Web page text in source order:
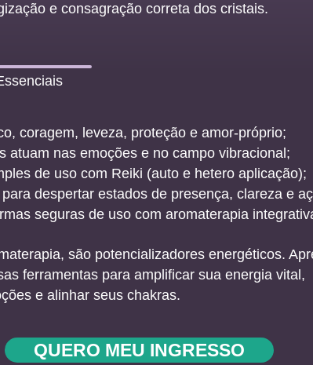
e consagração correta dos cristais.
coragem, leveza, proteção e amor-próprio;
atuam nas emoções e no campo vibracional;
de uso com Reiki (auto e hetero aplicação);
despertar estados de presença, clareza e
seguras de uso com aromaterapia
são potencializadores energéticos.
ferramentas para amplificar sua energia vital,
e alinhar seus chakras.
QUERO MEU INGRESSO